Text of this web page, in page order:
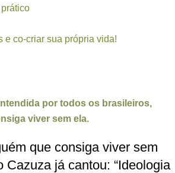
e co-criar sua própria vida!
por todos os brasileiros,
viver sem ela.
que consiga viver sem
já cantou: “Ideologia